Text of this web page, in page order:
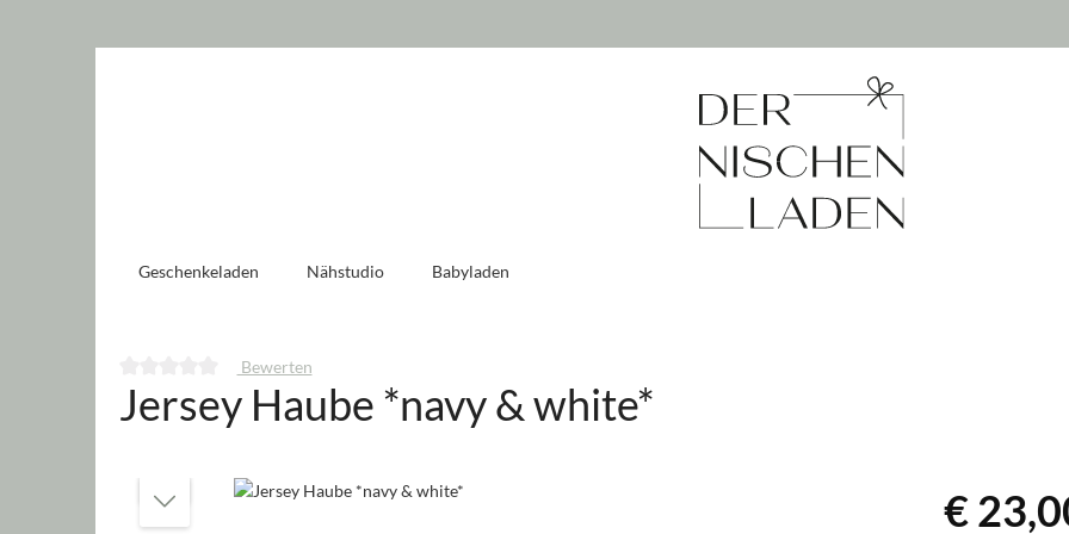
Geschenkeladen Nähstudio Babyladen
Durchschnittliche Bewertung von 0 von 5 Sternen
Bewerten
Jersey Haube *navy & white*
Bildergalerie überspringen €